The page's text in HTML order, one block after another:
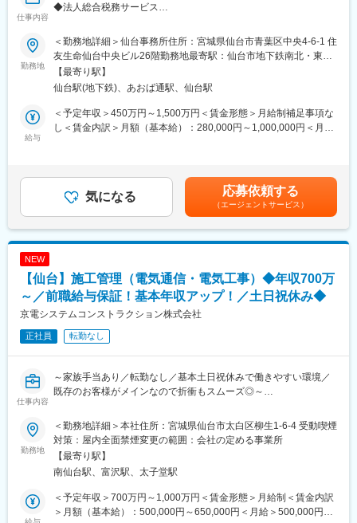
当社では入社後研修や階層別研修、自己啓発支援など、
スキルアップをサポートしています。
＜チーム・組織構成＞
企画～開発～生産まで一貫した体制を強みに、もっといいクルマ
をもっと早くお届けするために、
20～60代までの幅広い年代のメンバーが協力し合いながら業務に
取り組んでいます。
高い品質のクルマづくりを実現するためには、ハイレベルな生産
準備が必要です。メンバーと協力しながら、高品質・低コストで
そこで生産された車が街を走っているシーンを目にすると、大き
変更の範囲：会社の定める業務
仕事内容
◆法人総合税務サービス
ンス業務を幅広く提供します。
・法人に係る全般的な税務相談
・法人税・消費税・法人地方税の申告書作成またはレビュー
・税務調査の立会い
・法人の予実績管理を含む記帳代行業務
・財務数値をベースとした経営者へのアドバイス
・組織再編税務コンサルティング
・連結納税導入支援
・企業オーナーの所得税・贈与税・相続税申告及びコンサルティ
ング
・経営承継アドバイス等
■特徴/魅力
クライアントの近くで寄り添う主治医としての立場で、法人税の
申告業務だけでなく、様々な側面からクライアントをサポートし
ていただきます。
組織再編、経営承継サポート、個人資産税等の幅広い税務アドバ
また、デロイト トーマツグループ内の公認会計士、コンサルタン
ト等の多様な専門家と連携して業務提供する機会も多くありま
クライアントは、ベンチャー企業から上場企業まで規模も業種も
様々で、クライアントの成長をサポートすることで、クライアン
トとともに成長できる、経営者から頼られるパートナーとなるこ
とができる仕事です。
・デロイト トーマツグループ内の広く深い専門知見・多様な経験
を保有するメンバーと協働し、ご自身のスキルや知見を磨ける環
境があります。
勤務地
＜勤務地詳細＞仙台事務所住所：宮城県仙台市青葉区中央4-6-1 住
友生命仙台中央ビル26階勤務地最寄駅：仙台市地下鉄南北・東西
線／仙台駅受動喫煙対策：屋内全面禁煙変更の範囲：会社の定め
る事業所
【最寄り駅】
仙台駅(地下鉄)、あおば通駅、仙台駅
給与
＜予定年収＞450万円～1,500万円＜賃金形態＞月給制補足事項な
し＜賃金内訳＞月額（基本給）：280,000円～1,000,000円＜月給
金はあくまでも目安の金額であり、選考を通じて上下する可能性
があります。月給(月額)は固定手当を含めた表記です。
気になる 応募依頼する
（エージェントサービス）
NEW
【仙台】施工管理（電気通信・電気工事）◆年収700万
～／前職給与保証！基本年収アップ！／土日祝休み◆
京電システムコンストラクション株式会社
正社員 転勤なし
仕事内容
～家族手当あり／転勤なし／基本土日祝休みで働きやすい環境／
既存のお客様がメインなので折衝もスムーズ◎～
■仕事内容：
大手通信会社の基地局の新設・増設・維持管理など、社会インフ
ラに関わる事業を展開している当社にて工事施工管理をお任せし
ます。
■具体的には：
5大管理（安全・原価・工程・品質・環境）の一連をお任せしま
す。
勤務地
＜勤務地詳細＞本社住所：宮城県仙台市太白区柳生1-6-4 受動喫煙
対策：屋内全面禁煙変更の範囲：会社の定める事業所
【最寄り駅】
南仙台駅、富沢駅、太子堂駅
＜予定年収＞700万円～1,000万円＜賃金形態＞月給制＜賃金内訳
＞月額（基本給）：500,000円～650,000円＜月給＞500,000円～